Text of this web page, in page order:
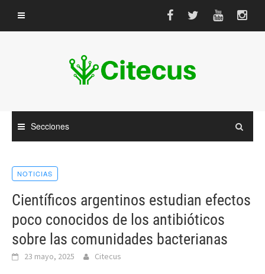
contenido
Secciones
NOTICIAS
Científicos argentinos estudian efectos
poco conocidos de los antibióticos
sobre las comunidades bacterianas
23 mayo, 2025 Citecus